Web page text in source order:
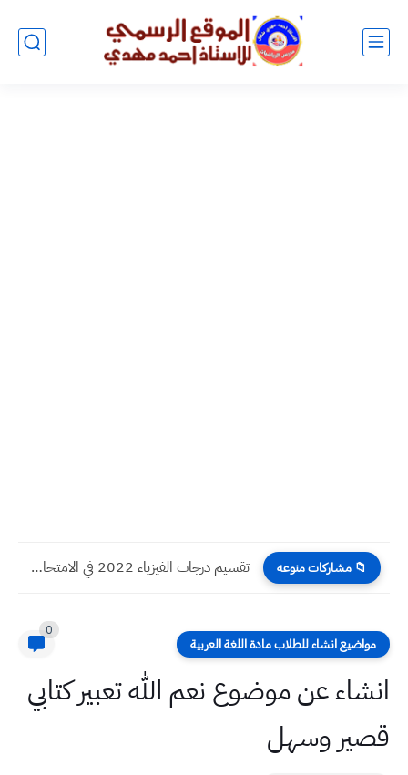
📁 مشاركات منوعه تقسيم درجات الفيزياء 2022 في الامتحان الوزاري صف السادس علمي...
مواضيع انشاء للطلاب مادة اللغة العربية
0
انشاء عن موضوع نعم الله تعبير كتابي
قصير وسهل